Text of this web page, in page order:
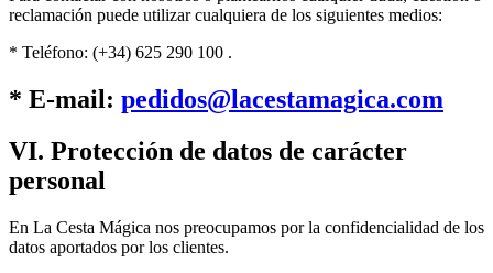
reclamación puede utilizar cualquiera de los siguientes medios:
* Teléfono: (+34) 625 290 100 .
* E-mail: pedidos@lacestamagica.com
VI. Protección de datos de carácter
personal
En La Cesta Mágica nos preocupamos por la confidencialidad de los
datos aportados por los clientes.